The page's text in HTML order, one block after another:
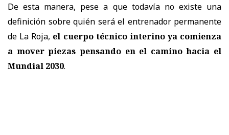
De esta manera, pese a que todavía no existe una
definición sobre quién será el entrenador permanente
de La Roja, el cuerpo técnico interino ya comienza
a mover piezas pensando en el camino hacia el
Mundial 2030.